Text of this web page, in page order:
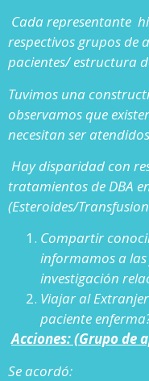
Cada representante
respectivos grupos de
pacientes/ estructura
Tuvimos una
observamos que
necesitan ser
Hay disparidad con
tratamientos de DBA
(Esteroides/
Compartir
informamos a las
investigación
Viajar al
paciente
Acciones: (Grupo de
Se acordó: